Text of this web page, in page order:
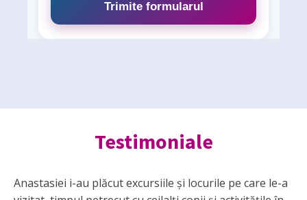
Testimoniale
Anastasiei i-au plăcut excursiile și locurile pe care le-a